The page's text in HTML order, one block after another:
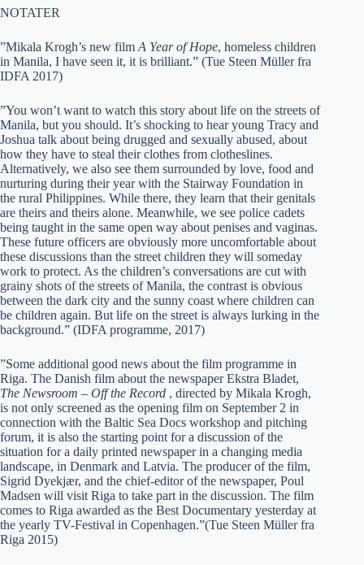
NOTATER
”Mikala Krogh’s new film A Year of Hope, homeless children
in Manila, I have seen it, it is brilliant.” (Tue Steen Müller fra
IDFA 2017)
”You won’t want to watch this story about life on the streets of
Manila, but you should. It’s shocking to hear young Tracy and
Joshua talk about being drugged and sexually abused, about
how they have to steal their clothes from clotheslines.
Alternatively, we also see them surrounded by love, food and
nurturing during their year with the Stairway Foundation in
the rural Philippines. While there, they learn that their genitals
are theirs and theirs alone. Meanwhile, we see police cadets
being taught in the same open way about penises and vaginas.
These future officers are obviously more uncomfortable about
these discussions than the street children they will someday
work to protect. As the children’s conversations are cut with
grainy shots of the streets of Manila, the contrast is obvious
between the dark city and the sunny coast where children can
be children again. But life on the street is always lurking in the
background.” (IDFA programme, 2017)
”Some additional good news about the film programme in
Riga. The Danish film about the newspaper Ekstra Bladet,
The Newsroom – Off the Record , directed by Mikala Krogh,
is not only screened as the opening film on September 2 in
connection with the Baltic Sea Docs workshop and pitching
forum, it is also the starting point for a discussion of the
situation for a daily printed newspaper in a changing media
landscape, in Denmark and Latvia. The producer of the film,
Sigrid Dyekjær, and the chief-editor of the newspaper, Poul
Madsen will visit Riga to take part in the discussion. The film
comes to Riga awarded as the Best Documentary yesterday at
the yearly TV-Festival in Copenhagen.”(Tue Steen Müller fra
Riga 2015)